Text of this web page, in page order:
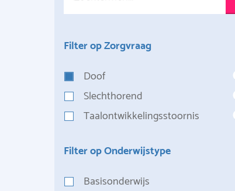
Filter op Zorgvraag
Doof
Slechthorend
Taalontwikkelingsstoornis
Filter op Onderwijstype
Basisonderwijs